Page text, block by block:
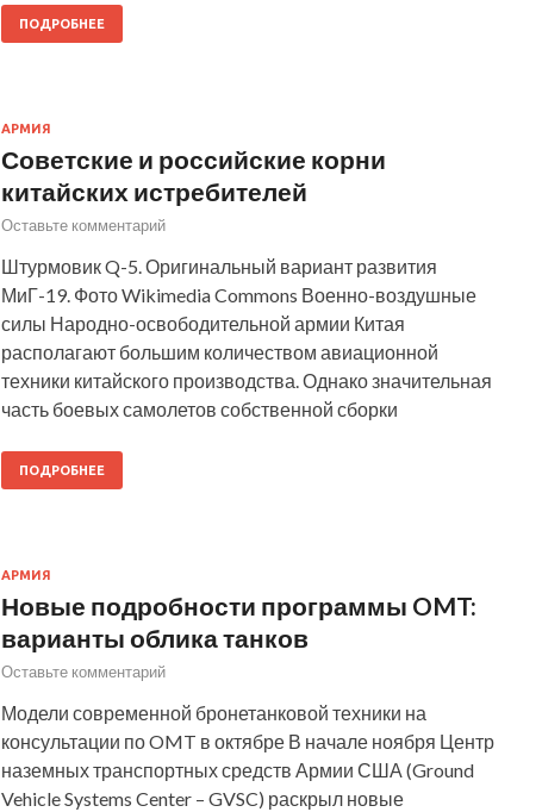
ПОДРОБНЕЕ
АРМИЯ
Советские и российские корни
китайских истребителей
Оставьте комментарий
Штурмовик Q-5. Оригинальный вариант развития
МиГ-19. Фото Wikimedia Commons Военно-воздушные
силы Народно-освободительной армии Китая
располагают большим количеством авиационной
техники китайского производства. Однако значительная
часть боевых самолетов собственной сборки
ПОДРОБНЕЕ
АРМИЯ
Новые подробности программы OMT:
варианты облика танков
Оставьте комментарий
Модели современной бронетанковой техники на
консультации по OMT в октябре В начале ноября Центр
наземных транспортных средств Армии США (Ground
Vehicle Systems Center – GVSC) раскрыл новые